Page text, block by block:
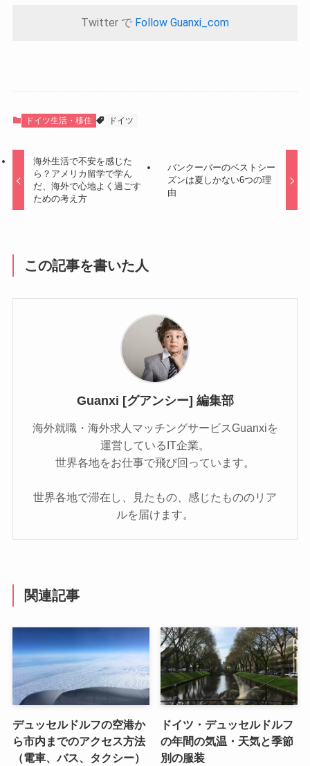
Twitter で Follow Guanxi_com
ドイツ生活・移住 ドイツ
海外生活で不安を感じた
ら？アメリカ留学で学ん
だ、海外で心地よく過ごす
ための考え方
バンクーバーのベストシー
ズンは夏しかない6つの理
由
この記事を書いた人
Guanxi [グアンシー] 編集部
海外就職・海外求人マッチングサービスGuanxiを
運営しているIT企業。
世界各地をお仕事で飛び回っています。
世界各地で滞在し、見たもの、感じたもののリア
ルを届けます。
関連記事
デュッセルドルフの空港か
ら市内までのアクセス方法
（電車、バス、タクシー）
ドイツ・デュッセルドルフ
の年間の気温・天気と季節
別の服装